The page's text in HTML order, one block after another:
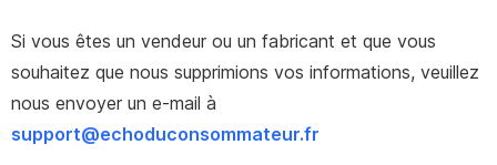
Si vous êtes un vendeur ou un fabricant et que vous
souhaitez que nous supprimions vos informations, veuillez
nous envoyer un e-mail à
support@echoduconsommateur.fr